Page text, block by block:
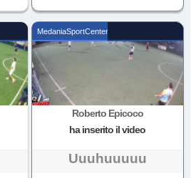
MedaniaSportCenter
Roberto Epicoco
ha inserito il video
Uuuhuuuuu